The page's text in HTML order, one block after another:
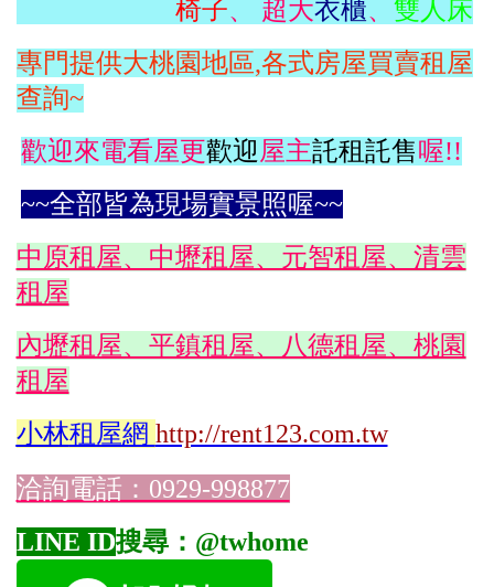
椅子、 超大衣櫃、 雙人床
專門提供大桃園地區,各式房屋買賣租屋
查詢~
歡迎來電看屋更歡迎屋主託租託售喔!!
~~全部皆為現場實景照喔~~
中原租屋、中壢租屋、元智租屋、清雲
租屋
內壢租屋、平鎮租屋、八德租屋、桃園
租屋
小林租屋網 http://rent123.com.tw
洽詢電話：0929-998877
LINE ID搜尋：@twhome